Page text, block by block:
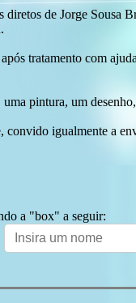
diretos de Jorge
tratamento com
pintura, um
convido igualmente a
a "box" a seguir: